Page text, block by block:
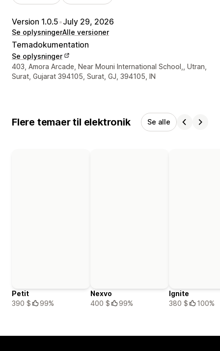
Version 1.0.5•July 29, 2026
Se oplysningerAlle versioner
Temadokumentation
Se oplysninger
Se kontaktoplysninger
403, Amora Arcade, Near Mouni International School,, Utran,
Surat, Gujarat 394105, Surat, GJ, 394105, IN
Flere temaer til elektronik Se alle
Petit
390 $
99%
Nexvo
400 $
99%
Ignite
380 $
100%